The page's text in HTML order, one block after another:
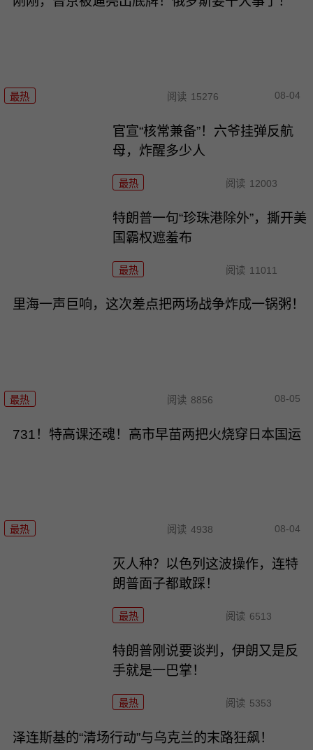
最热 阅读 15276 08-04
官宣“核常兼备”！六爷挂弹反航
母，炸醒多少人
最热 阅读 12003
特朗普一句“珍珠港除外”，撕开美
国霸权遮羞布
最热 阅读 11011
里海一声巨响，这次差点把两场战争炸成一锅粥！
最热 阅读 8856 08-05
731！特高课还魂！高市早苗两把火烧穿日本国运
最热 阅读 4938 08-04
灭人种？以色列这波操作，连特
朗普面子都敢踩！
最热 阅读 6513
特朗普刚说要谈判，伊朗又是反
手就是一巴掌！
最热 阅读 5353
泽连斯基的“清场行动”与乌克兰的末路狂飙！